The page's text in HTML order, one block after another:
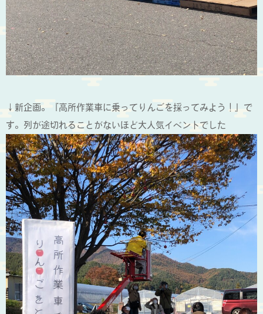
↓新企画。『高所作業車に乗ってりんごを採ってみよう！』で
す。列が途切れることがないほど大人気イベントでした